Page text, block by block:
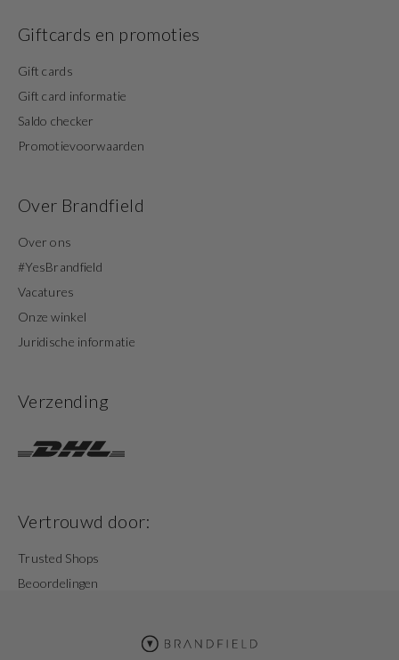
Giftcards en promoties
Gift cards
Gift card informatie
Saldo checker
Promotievoorwaarden
Over Brandfield
Over ons
#YesBrandfield
Vacatures
Onze winkel
Juridische informatie
Verzending
Vertrouwd door:
Trusted Shops
Beoordelingen